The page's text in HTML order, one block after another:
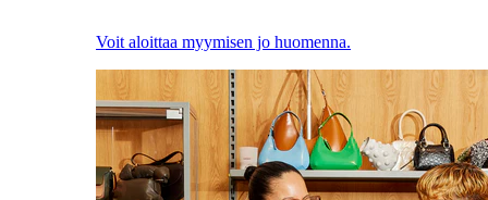
Voit aloittaa myymisen jo huomenna.